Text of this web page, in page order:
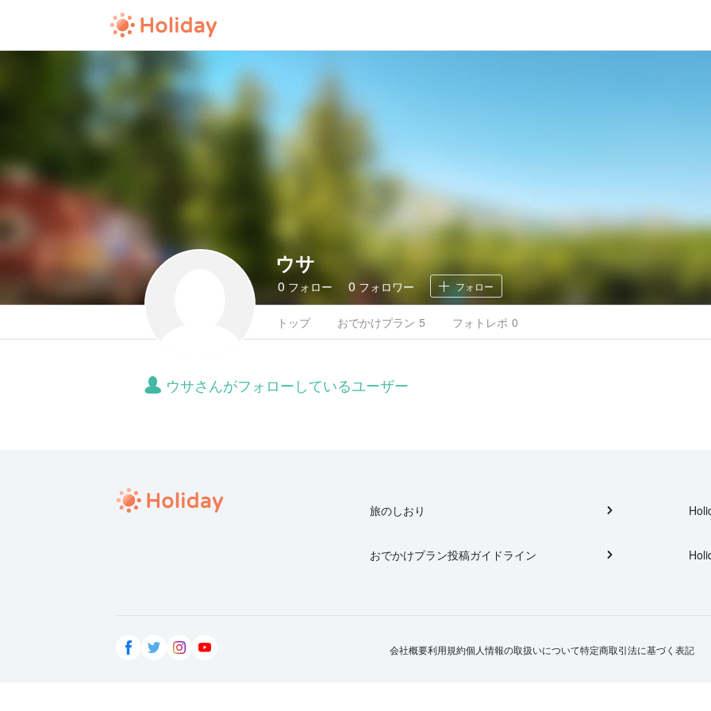
ウサ
0 フォロー 0 フォロワー フォロー
トップ おでかけプラン 5 フォトレポ 0
ウサさんがフォローしているユーザー
旅のしおり
おでかけプラン投稿ガイドライン
会社概要利用規約個人情報の取扱いについて特定商取引法に基づく表記